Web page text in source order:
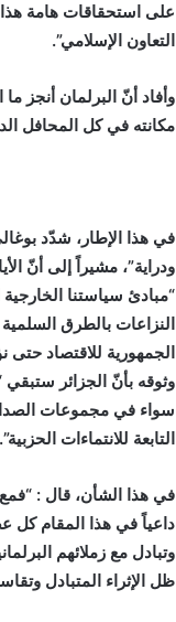
على استحقاقات هامة
التعاون الإسلامي”.
وأفاد أنّ البرلمان أنجز
مكانته في كل المحافل
في هذا الإطار، شدّد
ودراية”، مشيراً إلى أنّ
“مبادئ سياستنا
النزاعات بالطرق
الجمهورية للاقتصاد حتى
وثوقه بأنّ الجزائر ستبقي
سواء في مجموعات
التابعة للانتماءات الحزبية”.
في هذا الشأن، قال : “فمع
داعياً في هذا المقام
وتبادل مع زملائهم
ظل الإثراء المتبادل